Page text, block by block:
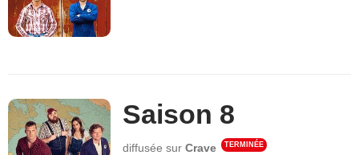
Saison 8
diffusée surCrave TERMINÉE